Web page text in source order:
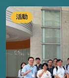
活動